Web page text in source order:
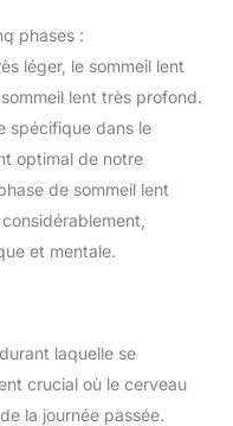
phases :
léger, le sommeil lent
lent très profond.
spécifique dans le
optimal de notre
de sommeil lent
et mentale.
laquelle se
crucial où le cerveau
la journée passée.